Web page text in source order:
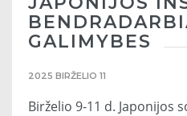
GALIMYBES
2025 BIRŽELIO 11
Birželio 9-11 d. Japonijos